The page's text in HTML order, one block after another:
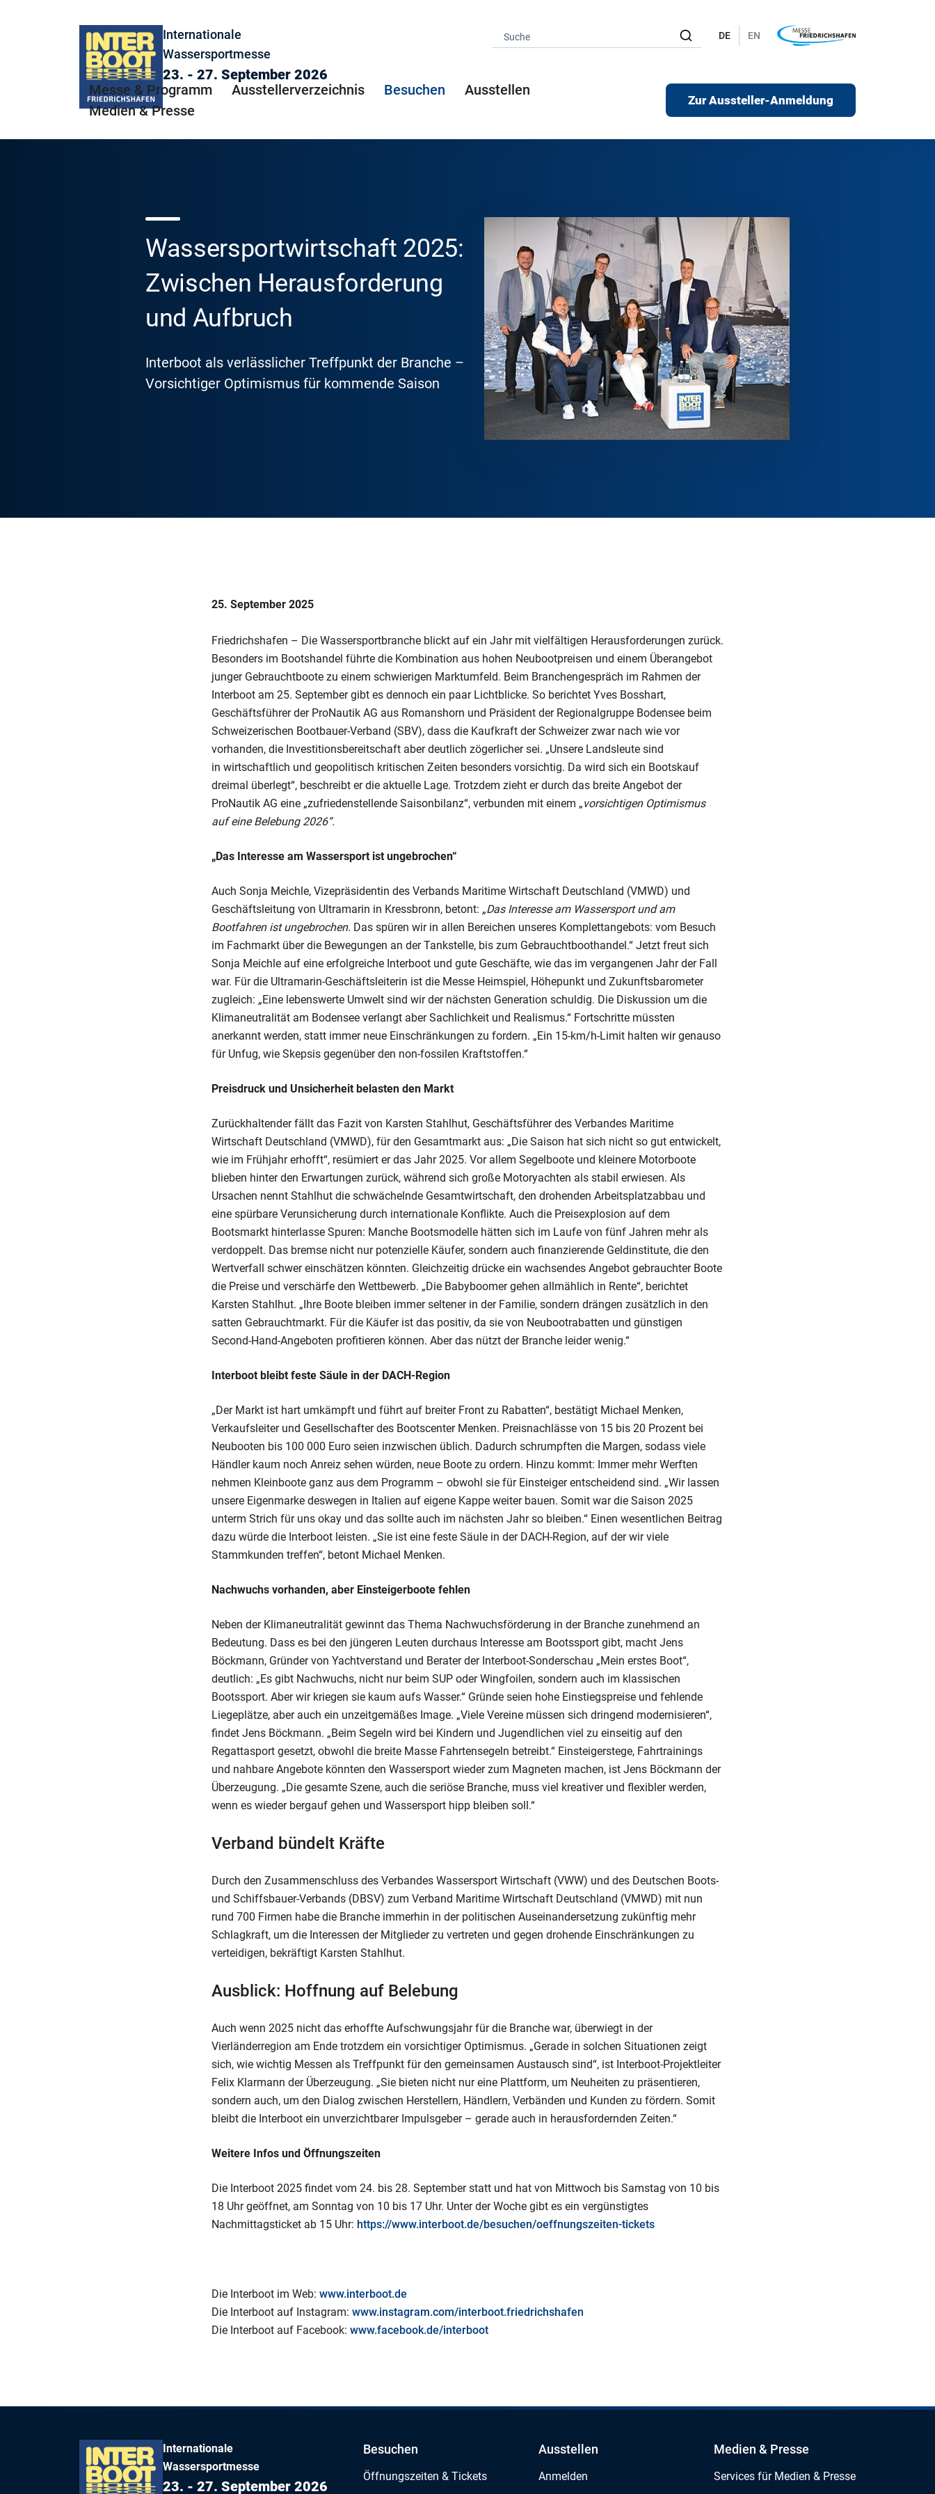
Internationale
Wassersportmesse
23. - 27. September 2026
DE EN
Messe & Programm Ausstellerverzeichnis Besuchen
Ausstellen
Medien & Presse
Zur Aussteller-Anmeldung
Wassersportwirtschaft 2025:
Zwischen Herausforderung
und Aufbruch
Interboot als verlässlicher Treffpunkt der Branche –
Vorsichtiger Optimismus für kommende Saison
25. September 2025
Friedrichshafen – Die Wassersportbranche blickt auf ein Jahr mit vielfältigen Herausforderungen zurück.
Besonders im Bootshandel führte die Kombination aus hohen Neubootpreisen und einem Überangebot
junger Gebrauchtboote zu einem schwierigen Marktumfeld. Beim Branchengespräch im Rahmen der
Interboot am 25. September gibt es dennoch ein paar Lichtblicke. So berichtet Yves Bosshart,
Geschäftsführer der ProNautik AG aus Romanshorn und Präsident der Regionalgruppe Bodensee beim
Schweizerischen Bootbauer-Verband (SBV), dass die Kaufkraft der Schweizer zwar nach wie vor
vorhanden, die Investitionsbereitschaft aber deutlich zögerlicher sei. „Unsere Landsleute sind
in wirtschaftlich und geopolitisch kritischen Zeiten besonders vorsichtig. Da wird sich ein Bootskauf
dreimal überlegt“, beschreibt er die aktuelle Lage. Trotzdem zieht er durch das breite Angebot der
ProNautik AG eine „zufriedenstellende Saisonbilanz“, verbunden mit einem „vorsichtigen Optimismus
auf eine Belebung 2026“.
„Das Interesse am Wassersport ist ungebrochen“
Auch Sonja Meichle, Vizepräsidentin des Verbands Maritime Wirtschaft Deutschland (VMWD) und
Geschäftsleitung von Ultramarin in Kressbronn, betont: „Das Interesse am Wassersport und am
Bootfahren ist ungebrochen. Das spüren wir in allen Bereichen unseres Komplettangebots: vom Besuch
im Fachmarkt über die Bewegungen an der Tankstelle, bis zum Gebrauchtboothandel.“ Jetzt freut sich
Sonja Meichle auf eine erfolgreiche Interboot und gute Geschäfte, wie das im vergangenen Jahr der Fall
war. Für die Ultramarin-Geschäftsleiterin ist die Messe Heimspiel, Höhepunkt und Zukunftsbarometer
zugleich: „Eine lebenswerte Umwelt sind wir der nächsten Generation schuldig. Die Diskussion um die
Klimaneutralität am Bodensee verlangt aber Sachlichkeit und Realismus.“ Fortschritte müssten
anerkannt werden, statt immer neue Einschränkungen zu fordern. „Ein 15-km/h-Limit halten wir genauso
für Unfug, wie Skepsis gegenüber den non-fossilen Kraftstoffen.“
Preisdruck und Unsicherheit belasten den Markt
Zurückhaltender fällt das Fazit von Karsten Stahlhut, Geschäftsführer des Verbandes Maritime
Wirtschaft Deutschland (VMWD), für den Gesamtmarkt aus: „Die Saison hat sich nicht so gut entwickelt,
wie im Frühjahr erhofft“, resümiert er das Jahr 2025. Vor allem Segelboote und kleinere Motorboote
blieben hinter den Erwartungen zurück, während sich große Motoryachten als stabil erwiesen. Als
Ursachen nennt Stahlhut die schwächelnde Gesamtwirtschaft, den drohenden Arbeitsplatzabbau und
eine spürbare Verunsicherung durch internationale Konflikte. Auch die Preisexplosion auf dem
Bootsmarkt hinterlasse Spuren: Manche Bootsmodelle hätten sich im Laufe von fünf Jahren mehr als
verdoppelt. Das bremse nicht nur potenzielle Käufer, sondern auch finanzierende Geldinstitute, die den
Wertverfall schwer einschätzen könnten. Gleichzeitig drücke ein wachsendes Angebot gebrauchter Boote
die Preise und verschärfe den Wettbewerb. „Die Babyboomer gehen allmählich in Rente“, berichtet
Karsten Stahlhut. „Ihre Boote bleiben immer seltener in der Familie, sondern drängen zusätzlich in den
satten Gebrauchtmarkt. Für die Käufer ist das positiv, da sie von Neubootrabatten und günstigen
Second-Hand-Angeboten profitieren können. Aber das nützt der Branche leider wenig.“
Interboot bleibt feste Säule in der DACH-Region
„Der Markt ist hart umkämpft und führt auf breiter Front zu Rabatten“, bestätigt Michael Menken,
Verkaufsleiter und Gesellschafter des Bootscenter Menken. Preisnachlässe von 15 bis 20 Prozent bei
Neubooten bis 100 000 Euro seien inzwischen üblich. Dadurch schrumpften die Margen, sodass viele
Händler kaum noch Anreiz sehen würden, neue Boote zu ordern. Hinzu kommt: Immer mehr Werften
nehmen Kleinboote ganz aus dem Programm – obwohl sie für Einsteiger entscheidend sind. „Wir lassen
unsere Eigenmarke deswegen in Italien auf eigene Kappe weiter bauen. Somit war die Saison 2025
unterm Strich für uns okay und das sollte auch im nächsten Jahr so bleiben.“ Einen wesentlichen Beitrag
dazu würde die Interboot leisten. „Sie ist eine feste Säule in der DACH-Region, auf der wir viele
Stammkunden treffen“, betont Michael Menken.
Nachwuchs vorhanden, aber Einsteigerboote fehlen
Neben der Klimaneutralität gewinnt das Thema Nachwuchsförderung in der Branche zunehmend an
Bedeutung. Dass es bei den jüngeren Leuten durchaus Interesse am Bootssport gibt, macht Jens
Böckmann, Gründer von Yachtverstand und Berater der Interboot-Sonderschau „Mein erstes Boot“,
deutlich: „Es gibt Nachwuchs, nicht nur beim SUP oder Wingfoilen, sondern auch im klassischen
Bootssport. Aber wir kriegen sie kaum aufs Wasser.“ Gründe seien hohe Einstiegspreise und fehlende
Liegeplätze, aber auch ein unzeitgemäßes Image. „Viele Vereine müssen sich dringend modernisieren“,
findet Jens Böckmann. „Beim Segeln wird bei Kindern und Jugendlichen viel zu einseitig auf den
Regattasport gesetzt, obwohl die breite Masse Fahrtensegeln betreibt.“ Einsteigerstege, Fahrtrainings
und nahbare Angebote könnten den Wassersport wieder zum Magneten machen, ist Jens Böckmann der
Überzeugung. „Die gesamte Szene, auch die seriöse Branche, muss viel kreativer und flexibler werden,
wenn es wieder bergauf gehen und Wassersport hipp bleiben soll.“
Verband bündelt Kräfte
Durch den Zusammenschluss des Verbandes Wassersport Wirtschaft (VWW) und des Deutschen Boots-
und Schiffsbauer-Verbands (DBSV) zum Verband Maritime Wirtschaft Deutschland (VMWD) mit nun
rund 700 Firmen habe die Branche immerhin in der politischen Auseinandersetzung zukünftig mehr
Schlagkraft, um die Interessen der Mitglieder zu vertreten und gegen drohende Einschränkungen zu
verteidigen, bekräftigt Karsten Stahlhut.
Ausblick: Hoffnung auf Belebung
Auch wenn 2025 nicht das erhoffte Aufschwungsjahr für die Branche war, überwiegt in der
Vierländerregion am Ende trotzdem ein vorsichtiger Optimismus. „Gerade in solchen Situationen zeigt
sich, wie wichtig Messen als Treffpunkt für den gemeinsamen Austausch sind“, ist Interboot-Projektleiter
Felix Klarmann der Überzeugung. „Sie bieten nicht nur eine Plattform, um Neuheiten zu präsentieren,
sondern auch, um den Dialog zwischen Herstellern, Händlern, Verbänden und Kunden zu fördern. Somit
bleibt die Interboot ein unverzichtbarer Impulsgeber – gerade auch in herausfordernden Zeiten.“
Weitere Infos und Öffnungszeiten
Die Interboot 2025 findet vom 24. bis 28. September statt und hat von Mittwoch bis Samstag von 10 bis
18 Uhr geöffnet, am Sonntag von 10 bis 17 Uhr. Unter der Woche gibt es ein vergünstigtes
Nachmittagsticket ab 15 Uhr: https://www.interboot.de/besuchen/oeffnungszeiten-tickets
Die Interboot im Web: www.interboot.de
Die Interboot auf Instagram: www.instagram.com/interboot.friedrichshafen
Die Interboot auf Facebook: www.facebook.de/interboot
Internationale
Wassersportmesse
23. - 27. September 2026
Besuchen
Öffnungszeiten & Tickets
Ausstellen
Anmelden
Medien & Presse
Services für Medien & Presse